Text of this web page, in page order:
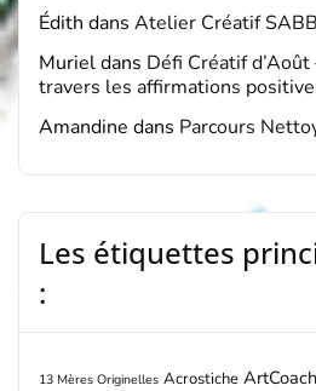
Édith dans Atelier Créatif
Murieldans Défi Créatif d’Août
travers les affirmations
Amandine dans Parcours
Les étiquettes
:
13 Mères Originelles Acrostiche